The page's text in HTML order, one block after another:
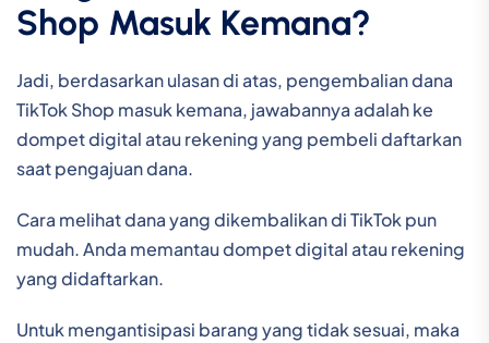
Shop Masuk Kemana?
Jadi, berdasarkan ulasan di atas, pengembalian dana
TikTok Shop masuk kemana, jawabannya adalah ke
dompet digital atau rekening yang pembeli daftarkan
saat pengajuan dana.
Cara melihat dana yang dikembalikan di TikTok pun
mudah. Anda memantau dompet digital atau rekening
yang didaftarkan.
Untuk mengantisipasi barang yang tidak sesuai, maka